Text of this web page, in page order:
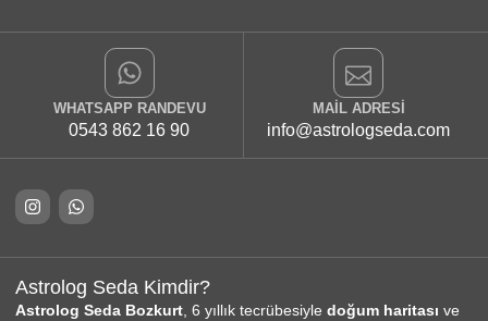
WHATSAPP RANDEVU
0543 862 16 90
MAIL ADRESI
info@astrologseda.com
Astrolog Seda Kimdir?
Astrolog Seda Bozkurt, 6 yıllık tecrübesiyle doğum haritası ve